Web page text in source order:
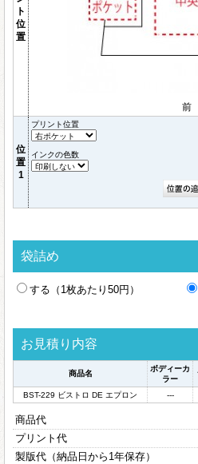
ト
位
置
前
位
置
1
プリント位置
インクの色数
袋詰め
する（1枚あたり50円）
お見積り内容
商品名
ボディーカ
ラー
BST-229 ビストロ DE エプロン ---
商品代
プリント代
製版代（納品日から1年保存）